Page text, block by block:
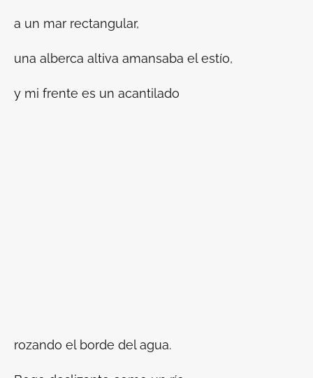
a un mar rectangular,
una alberca altiva amansaba el estío,
y mi frente es un acantilado
rozando el borde del agua.